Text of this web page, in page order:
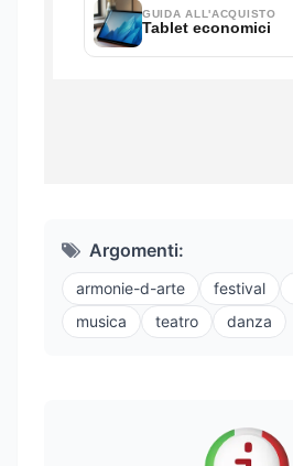
Argomenti:
armonie-d-arte festival
musica
teatro danza